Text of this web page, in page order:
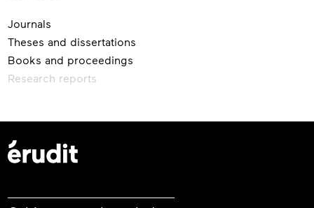
Journals
Theses and dissertations
Books and proceedings
Research reports